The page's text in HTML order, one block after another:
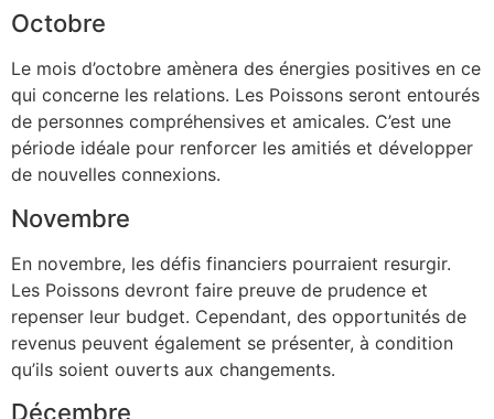
Octobre
Le mois d’octobre amènera des énergies positives en ce
qui concerne les relations. Les Poissons seront entourés
de personnes compréhensives et amicales. C’est une
période idéale pour renforcer les amitiés et développer
de nouvelles connexions.
Novembre
En novembre, les défis financiers pourraient resurgir.
Les Poissons devront faire preuve de prudence et
repenser leur budget. Cependant, des opportunités de
revenus peuvent également se présenter, à condition
qu’ils soient ouverts aux changements.
Décembre